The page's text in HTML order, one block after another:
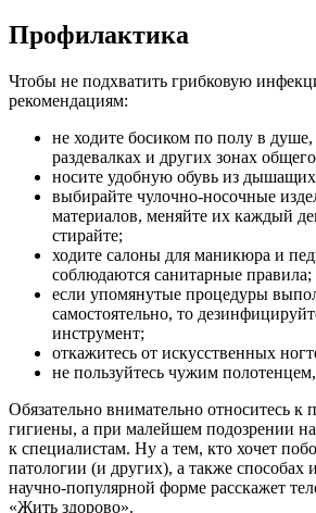
Профилактика
Чтобы не подхватить грибковую
рекомендациям:
не ходите босиком по полу в душе,
раздевалках и других зонах
носите удобную обувь из
выбирайте чулочно-носочные
материалов, меняйте их каждый
стирайте;
ходите салоны для маникюра и
соблюдаются санитарные правила;
если упомянутые процедуры
самостоятельно, то
инструмент;
откажитесь от искусственных
не пользуйтесь чужим
Обязательно внимательно относитесь к
гигиены, а при малейшем подозрении
к специалистам. Ну а тем, кто хочет
патологии (и других), а также способах
научно-популярной форме расскажет
«Жить здорово».